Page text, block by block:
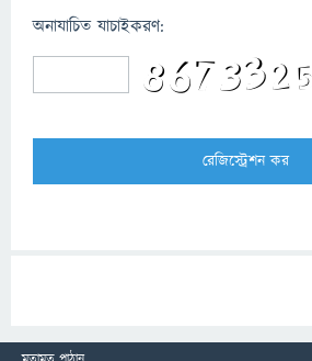
অনাযাচিত যাচাইকরণ: